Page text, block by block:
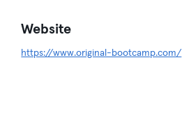
Website
https://www.original-bootcamp.com/